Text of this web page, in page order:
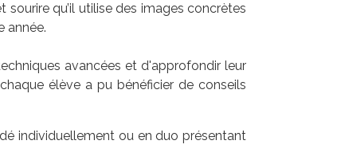
sourire qu’il utilise des images concrètes
année.
avancées et d'approfondir leur
élève a pu bénéficier de conseils
individuellement ou en duo présentant